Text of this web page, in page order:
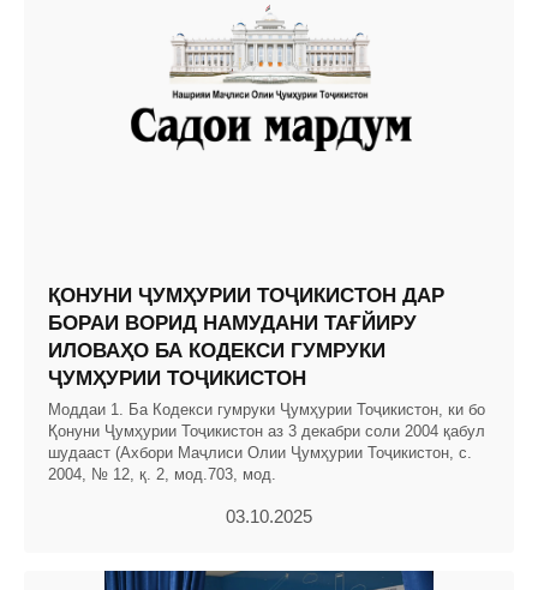
ҚОНУНИ ҶУМҲУРИИ ТОҶИКИСТОН ДАР
БОРАИ ВОРИД НАМУДАНИ ТАҒЙИРУ
ИЛОВАҲО БА КОДЕКСИ ГУМРУКИ
ҶУМҲУРИИ ТОҶИКИСТОН
Моддаи 1. Ба Кодекси гумруки Ҷумҳурии Тоҷикистон, ки бо
Қонуни Ҷумҳурии Тоҷикистон аз 3 декабри соли 2004 қабул
шудааст (Ахбори Маҷлиси Олии Ҷумҳурии Тоҷикистон, с.
2004, № 12, қ. 2, мод.703, мод.
03.10.2025